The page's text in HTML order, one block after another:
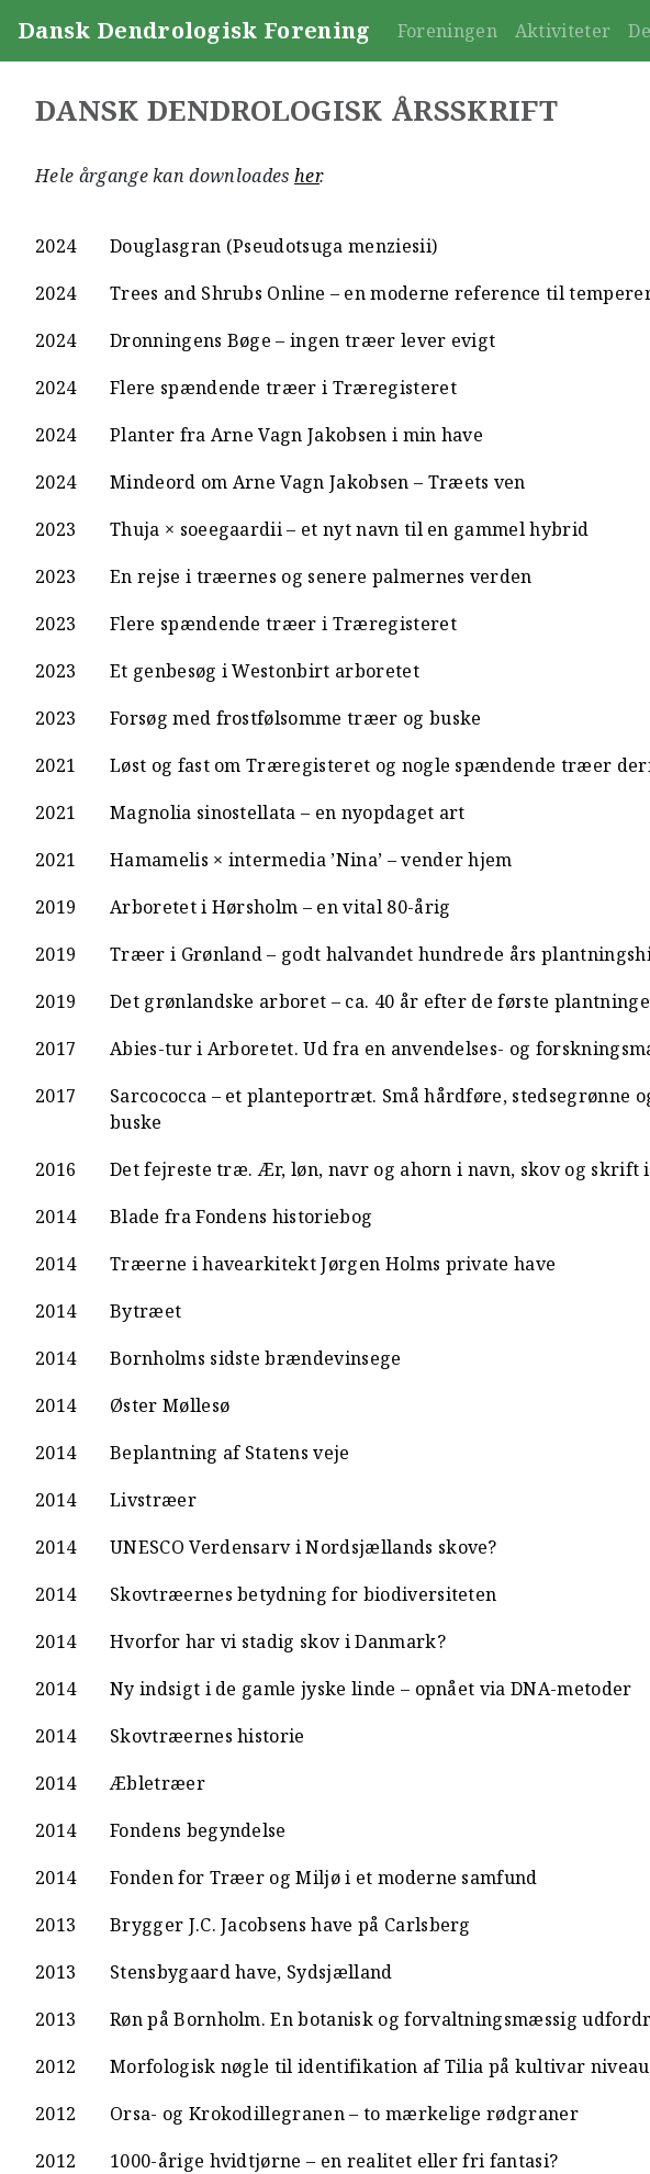
Dansk Dendrologisk Forening Foreningen Aktiviteter
DANSK DENDROLOGISK ÅRSSKRIFT
Hele årgange kan downloades her.
2024
Douglasgran (Pseudotsuga menziesii)
2024
Trees and Shrubs Online – en moderne reference til
2024
Dronningens Bøge – ingen træer lever evigt
2024
Flere spændende træer i Træregisteret
2024
Planter fra Arne Vagn Jakobsen i min have
2024
Mindeord om Arne Vagn Jakobsen – Træets ven
2023
Thuja × soeegaardii – et nyt navn til en gammel hybrid
2023
En rejse i træernes og senere palmernes verden
2023
Flere spændende træer i Træregisteret
2023
Et genbesøg i Westonbirt arboretet
2023
Forsøg med frostfølsomme træer og buske
2021
Løst og fast om Træregisteret og nogle spændende træer
2021
Magnolia sinostellata – en nyopdaget art
2021
Hamamelis × intermedia ’Nina’ – vender hjem
2019
Arboretet i Hørsholm – en vital 80-årig
2019
Træer i Grønland – godt halvandet hundrede års
2019
Det grønlandske arboret – ca. 40 år efter de første
2017
Abies-tur i Arboretet. Ud fra en anvendelses- og
2017
Sarcococca – et planteportræt. Små hårdføre, stedsegrønne
buske
2016
Det fejreste træ. Ær, løn, navr og ahorn i navn, skov og skrift
2014
Blade fra Fondens historiebog
2014
Træerne i havearkitekt Jørgen Holms private have
2014
Bytræet
2014
Bornholms sidste brændevinsege
2014
Øster Møllesø
2014
Beplantning af Statens veje
2014
Livstræer
2014
UNESCO Verdensarv i Nordsjællands skove?
2014
Skovtræernes betydning for biodiversiteten
2014
Hvorfor har vi stadig skov i Danmark?
2014
Ny indsigt i de gamle jyske linde – opnået via DNA-metoder
2014
Skovtræernes historie
2014
Æbletræer
2014
Fondens begyndelse
2014
Fonden for Træer og Miljø i et moderne samfund
2013
Brygger J.C. Jacobsens have på Carlsberg
2013
Stensbygaard have, Sydsjælland
2013
Røn på Bornholm. En botanisk og forvaltningsmæssig
2012
Morfologisk nøgle til identifikation af Tilia på kultivar niveau
2012
Orsa- og Krokodillegranen – to mærkelige rødgraner
2012
1000-årige hvidtjørne – en realitet eller fri fantasi?